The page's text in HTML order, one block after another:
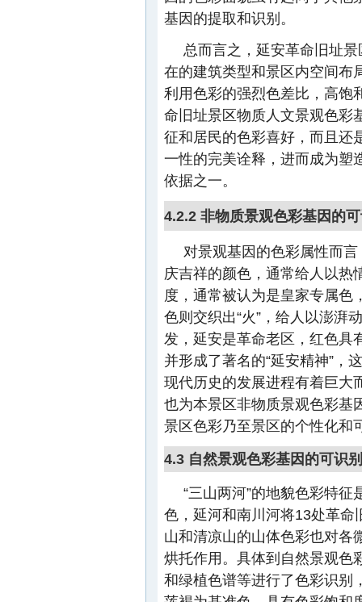
基因的提取和识别。
总而言之，延安革命旧址
在的建筑类型和景区内空间布
利用色彩的强烈色差比，高饱
命旧址景区物质人文景观色彩
征和居民的色彩喜好，而且还
一性的完美诠释，进而成为塑
依据之一。
4.2.2 非物质景观色彩基因的
对景观基因的色彩属性而
庆吉祥的颜色，通常给人以热
度，通常被认为是皇家专属色
色则交织出“火”，给人以澎湃
发，延安是革命老区，红色具
并形成了著名的“延安精神”，
现代历史的发展进程有着巨大
也为本景区非物质景观色彩基
景区色彩乃至景区的个性化和
4.3 自然景观色彩基因的可识
“三山两河”的地貌色彩特
色，延河和南川河将13处革
山和清凉山的山体色彩也对各
烘托作用。具体到自然景观色
和绿植色谱等进行了色彩识别